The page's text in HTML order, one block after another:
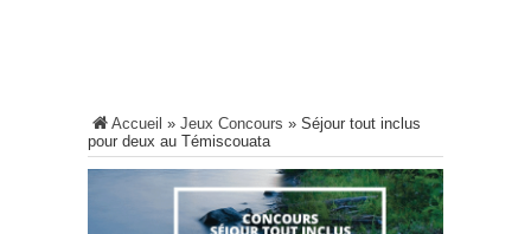
Accueil » Jeux Concours » Séjour tout inclus
pour deux au Témiscouata